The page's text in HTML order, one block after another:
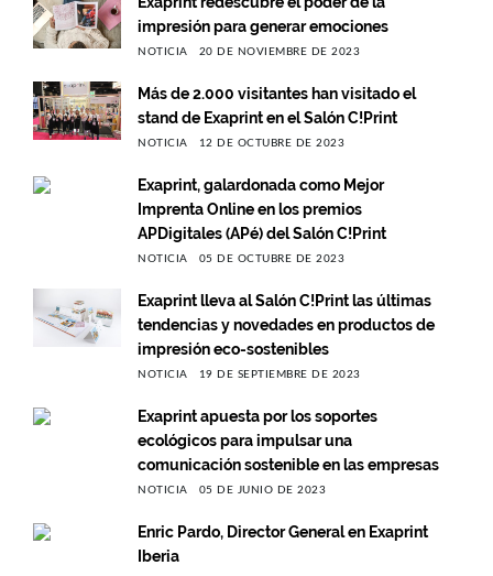
impresión para generar emociones
NOTICIA 20 DE NOVIEMBRE DE 2023
Más de 2.000 visitantes han visitado el
stand de Exaprint en el Salón C!Print
NOTICIA 12 DE OCTUBRE DE 2023
Exaprint, galardonada como Mejor
Imprenta Online en los premios
APDigitales (APé) del Salón C!Print
NOTICIA 05 DE OCTUBRE DE 2023
Exaprint lleva al Salón C!Print las últimas
tendencias y novedades en productos de
impresión eco-sostenibles
NOTICIA 19 DE SEPTIEMBRE DE 2023
Exaprint apuesta por los soportes
ecológicos para impulsar una
comunicación sostenible en las empresas
NOTICIA 05 DE JUNIO DE 2023
Enric Pardo, Director General en Exaprint
Iberia